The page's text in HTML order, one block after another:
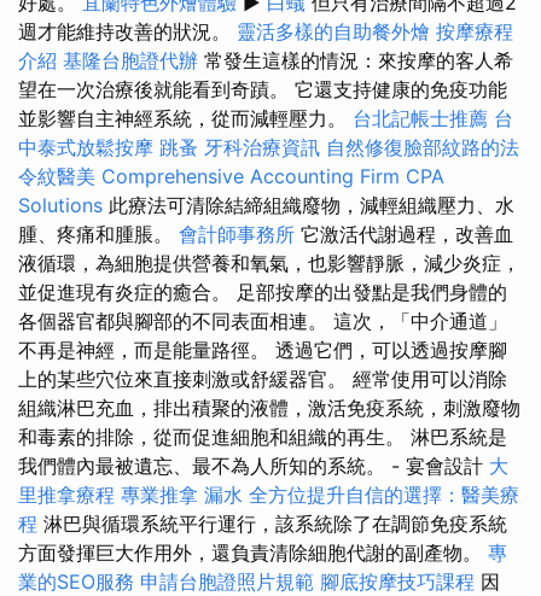
週才能維持改善的狀況。 靈活多樣的自助餐外燴 按摩療程
介紹 基隆台胞證代辦 常發生這樣的情況：來按摩的客人希
望在一次治療後就能看到奇蹟。 它還支持健康的免疫功能
並影響自主神經系統，從而減輕壓力。 台北記帳士推薦 台
中泰式放鬆按摩 跳蚤 牙科治療資訊 自然修復臉部紋路的法
令紋醫美 Comprehensive Accounting Firm CPA
Solutions 此療法可清除結締組織廢物，減輕組織壓力、水
腫、疼痛和腫脹。 會計師事務所 它激活代謝過程，改善血
液循環，為細胞提供營養和氧氣，也影響靜脈，減少炎症，
並促進現有炎症的癒合。 足部按摩的出發點是我們身體的
各個器官都與腳部的不同表面相連。 這次，「中介通道」
不再是神經，而是能量路徑。 透過它們，可以透過按摩腳
上的某些穴位來直接刺激或舒緩器官。 經常使用可以消除
組織淋巴充血，排出積聚的液體，激活免疫系統，刺激廢物
和毒素的排除，從而促進細胞和組織的再生。 淋巴系統是
我們體內最被遺忘、最不為人所知的系統。 - 宴會設計 大
里推拿療程 專業推拿 漏水 全方位提升自信的選擇：醫美療
程 淋巴與循環系統平行運行，該系統除了在調節免疫系統
方面發揮巨大作用外，還負責清除細胞代謝的副產物。 專
業的SEO服務 申請台胞證照片規範 腳底按摩技巧課程 因